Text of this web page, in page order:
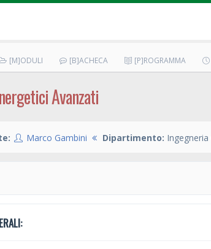
[M]ODULI [B]ACHECA [P]ROGRAMMA
Avanzati
Marco Gambini Dipartimento: Ingegneria